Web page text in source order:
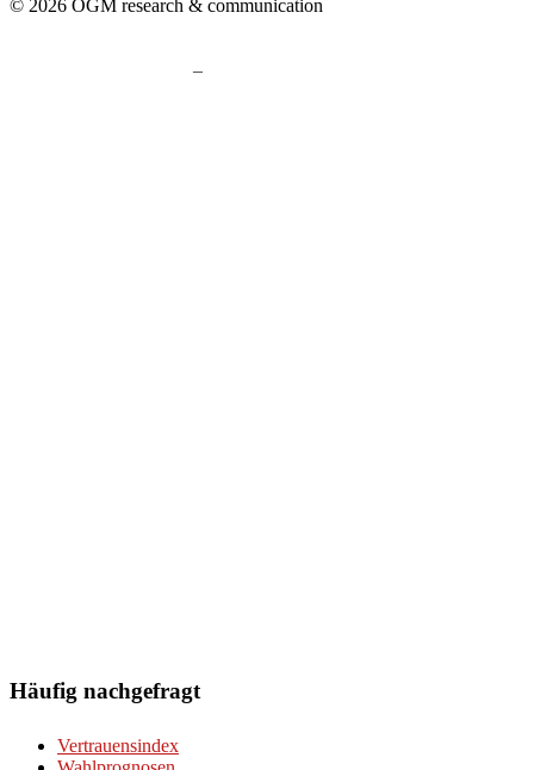
© 2026 OGM research & communication
–
Häufig nachgefragt
Vertrauensindex